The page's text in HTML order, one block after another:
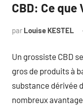
CBD: Ce que
par Louise KESTEL
Un grossiste CBD
gros de produits à
substance dérivée
nombreux